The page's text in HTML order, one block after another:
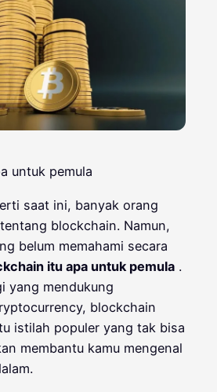
untuk pemula
saat ini, banyak orang
blockchain. Namun,
belum memahami secara
itu apa untuk pemula .
yang mendukung
blockchain
istilah populer yang tak bisa
membantu kamu mengenal